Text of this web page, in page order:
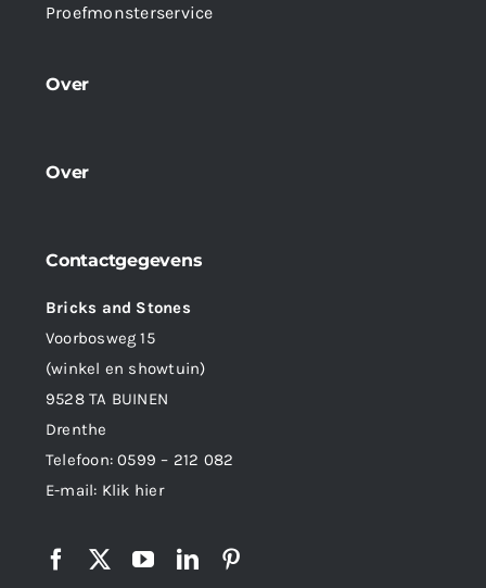
Proefmonsterservice
Over
Over
Contactgegevens
Bricks and Stones
Voorbosweg 15
(winkel en showtuin)
9528 TA BUINEN
Drenthe
Telefoon:0599 – 212 082
E-mail: Klik hier